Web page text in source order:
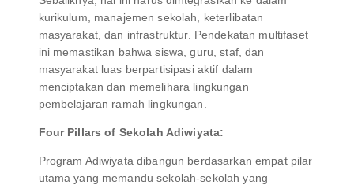
kurikulum, manajemen sekolah, keterlibatan
masyarakat, dan infrastruktur. Pendekatan multifaset
ini memastikan bahwa siswa, guru, staf, dan
masyarakat luas berpartisipasi aktif dalam
menciptakan dan memelihara lingkungan
pembelajaran ramah lingkungan.
Four Pillars of Sekolah Adiwiyata:
Program Adiwiyata dibangun berdasarkan empat pilar
utama yang memandu sekolah-sekolah yang